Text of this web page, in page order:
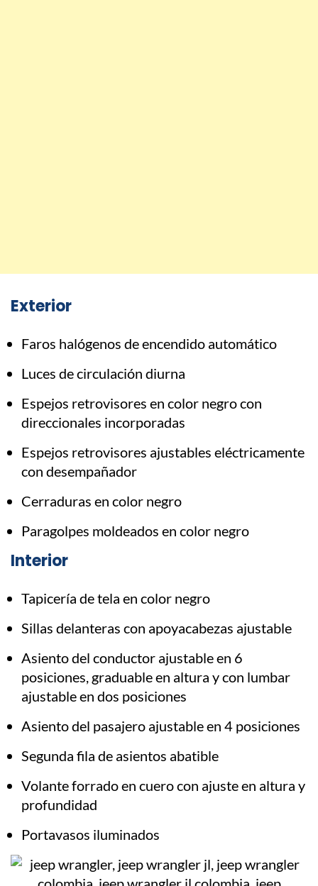
Exterior
Faros halógenos de encendido automático
Luces de circulación diurna
Espejos retrovisores en color negro con
direccionales incorporadas
Espejos retrovisores ajustables eléctricamente
con desempañador
Cerraduras en color negro
Paragolpes moldeados en color negro
Interior
Tapicería de tela en color negro
Sillas delanteras con apoyacabezas ajustable
Asiento del conductor ajustable en 6
posiciones, graduable en altura y con lumbar
ajustable en dos posiciones
Asiento del pasajero ajustable en 4 posiciones
Segunda fila de asientos abatible
Volante forrado en cuero con ajuste en altura y
profundidad
Portavasos iluminados